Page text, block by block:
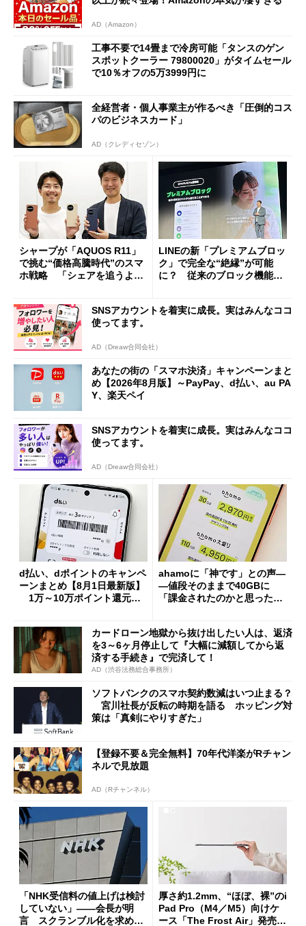
AD（Amazon）
工事不要で14畳まで冷房可能「タンスのゲン
スポットクーラー 79800020」がタイムセール
で10％オフの5万3999円に
全経営者・個人事業主が作るべき「圧倒的コス
パのビジネスカード」
AD（クレディセゾン）
シャープが「AQUOS R11」
で挑む“価格高騰時代”のスマ
ホ戦略 「シェアを追うより
LINEの新「プレミアムブロッ
ク」で完全な“絶縁”が可能
に？ 従来のブロック機能と
SNSアカウントを着実に成長。実はみんなココ
使ってます。
AD（Dreaw合同会社）
あなたの街の「スマホ決済」キャンペーンまと
め【2026年8月版】～PayPay、d払い、au PA
Y、楽天ペイ
SNSアカウントを着実に成長。実はみんなココ
使ってます。
AD（Dreaw合同会社）
d払い、dポイントのキャンペ
ーンまとめ【8月1日最新版】
1万～10万ポイント還元の
ahamoに「神です」との声―
―値段そのままで40GBに
「課金されたのかと思った」
カードローン地獄から抜け出したい人は、返済
を3～6ヶ月停止して『大幅に減額してから返
済する手続き』で完済して！
AD（渋谷法務総合事務所）
ソフトバンクのスマホ契約数減はいつ止まる？
宮川社長が反転の時期を語る ホッピング対
策は「真剣にやりすぎた」
【登録不要＆完全無料】70年代洋楽がRチャン
ネルで見放題
AD（Rチャンネル）
「NHK受信料の値上げは検討
していない」――会長が明
言 スクランブル化を求める
厚さ約1.2mm、“ほぼ、裸”のi
Pad Pro（M4／M5）向けケ
ース「The Frost Air」発売